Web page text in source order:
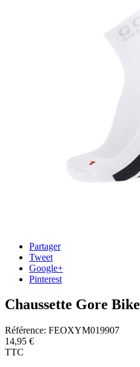
Partager
Tweet
Google+
Pinterest
Chaussette Gore
Référence: FEOXYM019907
14,95 €
TTC